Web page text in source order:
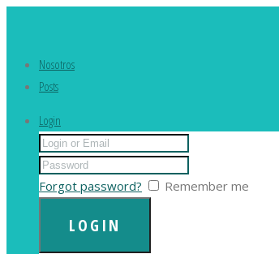
Nosotros
Posts
Login
Forgot password? Remember me